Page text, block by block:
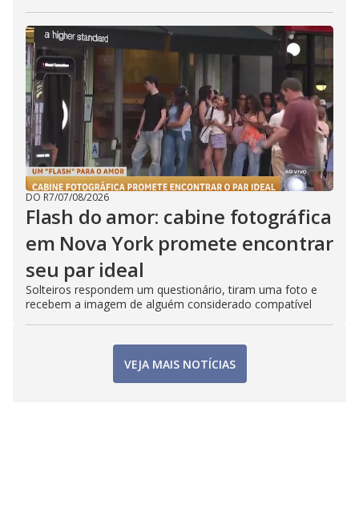
DO R7/07/08/2026
Flash do amor: cabine fotográfica
em Nova York promete encontrar
seu par ideal
Solteiros respondem um questionário, tiram uma foto e
recebem a imagem de alguém considerado compatível
VEJA MAIS NOTÍCIAS